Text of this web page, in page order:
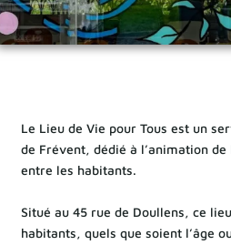
Le Lieu de Vie pour Tous est un
de Frévent, dédié à l’animation
entre les habitants.
Situé au 45 rue de Doullens, ce
habitants, quels que soient l’âge